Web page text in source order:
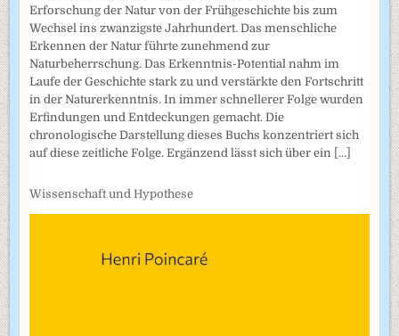
Erforschung der Natur von der Frühgeschichte bis zum
Wechsel ins zwanzigste Jahrhundert. Das menschliche
Erkennen der Natur führte zunehmend zur
Naturbeherrschung. Das Erkenntnis-Potential nahm im
Laufe der Geschichte stark zu und verstärkte den Fortschritt
in der Naturerkenntnis. In immer schnellerer Folge wurden
Erfindungen und Entdeckungen gemacht. Die
chronologische Darstellung dieses Buchs konzentriert sich
auf diese zeitliche Folge. Ergänzend lässt sich über ein [...]
Wissenschaft und Hypothese